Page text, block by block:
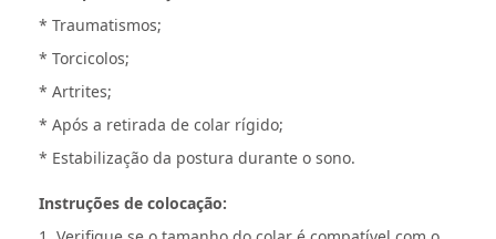
* Traumatismos;
* Torcicolos;
* Artrites;
* Após a retirada de colar rígido;
* Estabilização da postura durante o sono.
Instruções de colocação: